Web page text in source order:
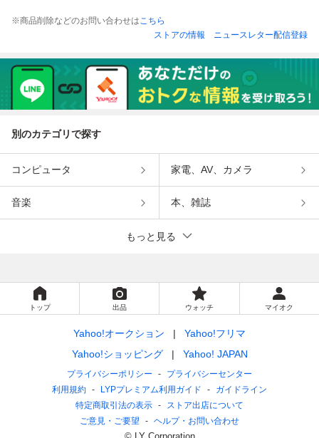
※商品削除などのお問い合わせはこちら
ストアの情報
ニュースレター配信登録
別のカテゴリで探す
コンピュータ 家電、AV、カメラ
音楽 本、雑誌
もっと見る
トップ 出品 ウォッチ マイオク
Yahoo!オークション
Yahoo!フリマ
Yahoo!ショッピング
Yahoo! JAPAN
プライバシーポリシー
プライバシーセンター
利用規約
LYPプレミアム利用ガイド
ガイドライン
特定商取引法の表示
ストア出店について
ご意見・ご要望
ヘルプ・お問い合わせ